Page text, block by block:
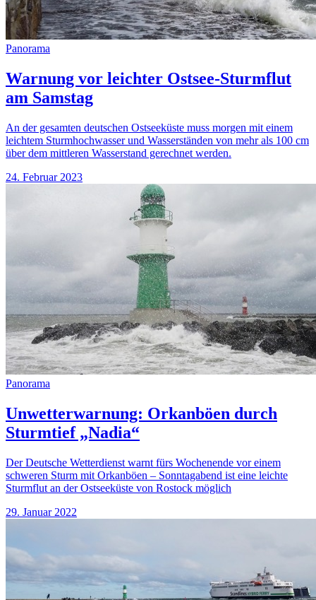
Panorama
Warnung vor leichter Ostsee-Sturmflut
am Samstag
An der gesamten deutschen Ostseeküste muss morgen mit einem
leichtem Sturmhochwasser und Wasserständen von mehr als 100 cm
über dem mittleren Wasserstand gerechnet werden.
24. Februar 2023
Panorama
Unwetterwarnung: Orkanböen durch
Sturmtief „Nadia“
Der Deutsche Wetterdienst warnt fürs Wochenende vor einem
schweren Sturm mit Orkanböen – Sonntagabend ist eine leichte
Sturmflut an der Ostseeküste von Rostock möglich
29. Januar 2022